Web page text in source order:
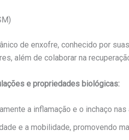
de enxofre, conhecido por
além de colaborar na
e propriedades biológicas:
a inflamação e o inchaço nas
e a mobilidade, promovendo